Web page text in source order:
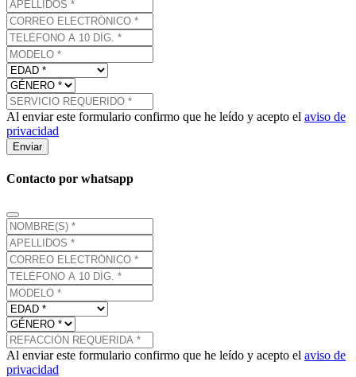
Al enviar este formulario confirmo que he leído y acepto el aviso de
privacidad
Enviar
Contacto por whatsapp
Al enviar este formulario confirmo que he leído y acepto el aviso de
privacidad